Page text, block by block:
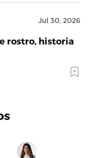
Jul 30, 2026
rostro, historia